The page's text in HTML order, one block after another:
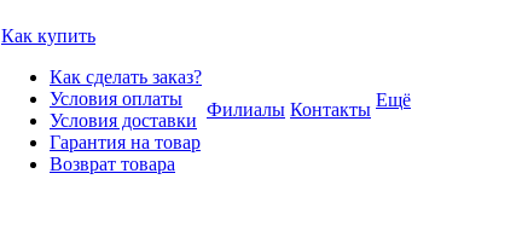
Как купить
Как сделать заказ?
Условия оплаты
Условия доставки
Гарантия на товар
Возврат товара
Филиалы Контакты Ещё